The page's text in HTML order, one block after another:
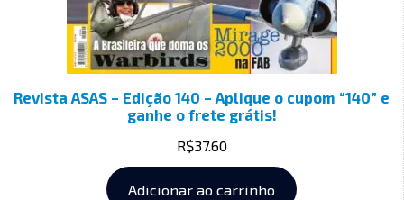
Revista ASAS – Edição 140 – Aplique o cupom “140” e
ganhe o frete grátis!
R$37.60
Adicionar ao carrinho